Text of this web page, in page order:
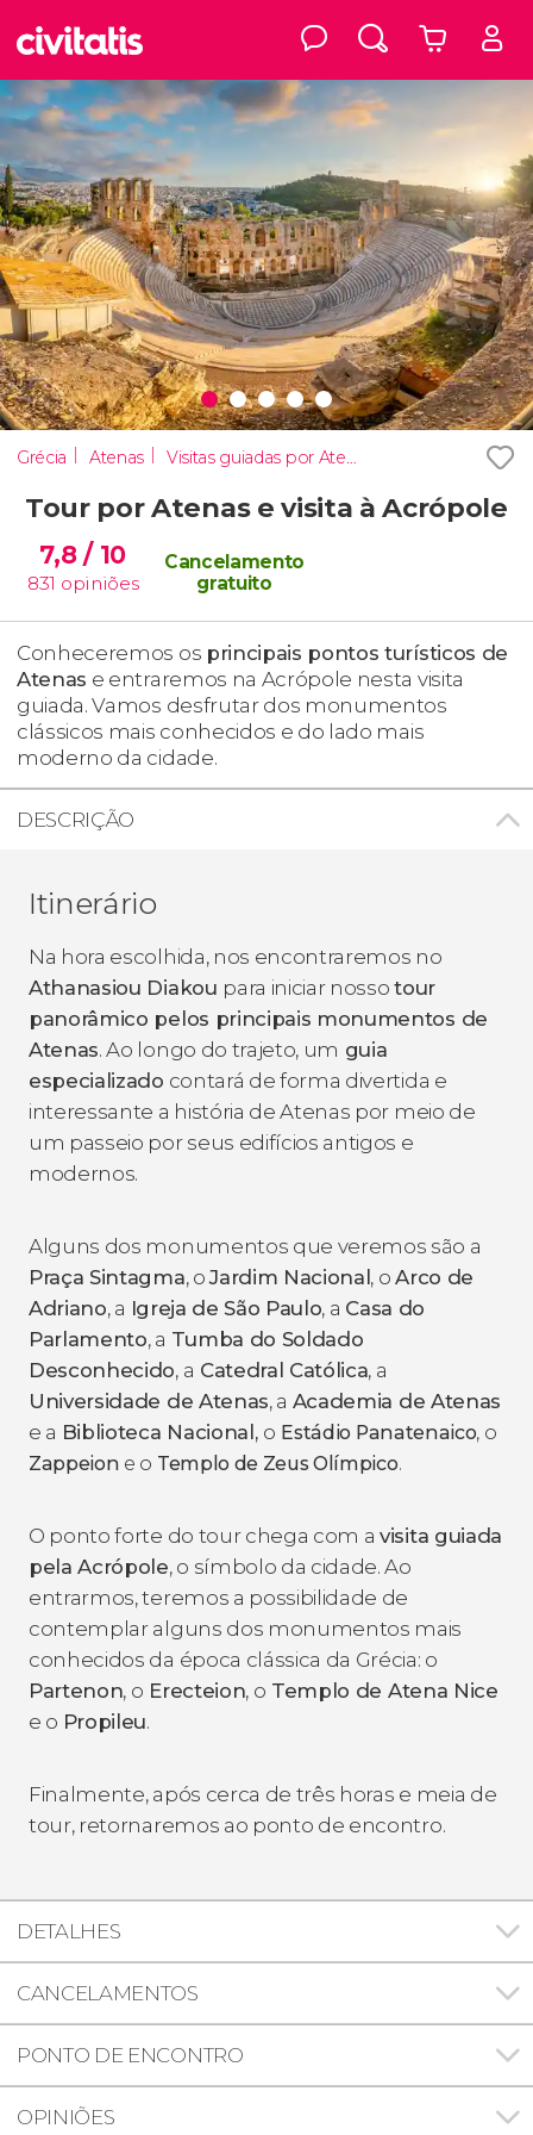
Grécia Atenas Visitas guiadas por Atenas
Tour por Atenas e visita à Acrópole
7,8/ 10
831 opiniões
Cancelamento
gratuito
Conheceremos os principais pontos turísticos de
Atenas e entraremos na Acrópole nesta visita
guiada. Vamos desfrutar dos monumentos
clássicos mais conhecidos e do lado mais
moderno da cidade.
DESCRIÇÃO
Itinerário
Na hora escolhida, nos encontraremos no
Athanasiou Diakou para iniciar nossotour
panorâmico pelos principais monumentos de
Atenas. Ao longo do trajeto, um guia
especializado contará de forma divertida e
interessante a história de Atenas por meio de
um passeio por seus edifícios antigos e
modernos.
Alguns dos monumentos que veremos são a
Praça Sintagma, oJardim Nacional, oArco de
Adriano, a Igreja de São Paulo, a Casa do
Parlamento, a Tumba do Soldado
Desconhecido, a Catedral Católica, a
Universidade de Atenas, a Academia de Atenas
e a Biblioteca Nacional, o Estádio Panatenaico, o
Zappeion e o Templo de Zeus Olímpico.
O ponto forte do tour chega com avisita guiada
pela Acrópole, o símbolo da cidade. Ao
entrarmos, teremos a possibilidade de
contemplar alguns dos monumentos mais
conhecidos da época clássica da Grécia: o
Partenon, o Erecteion, o Templo de Atena Nice
e o Propileu.
Finalmente, após cerca de três horas e meia de
tour, retornaremos ao ponto de encontro.
DETALHES
CANCELAMENTOS
PONTO DE ENCONTRO
OPINIÕES